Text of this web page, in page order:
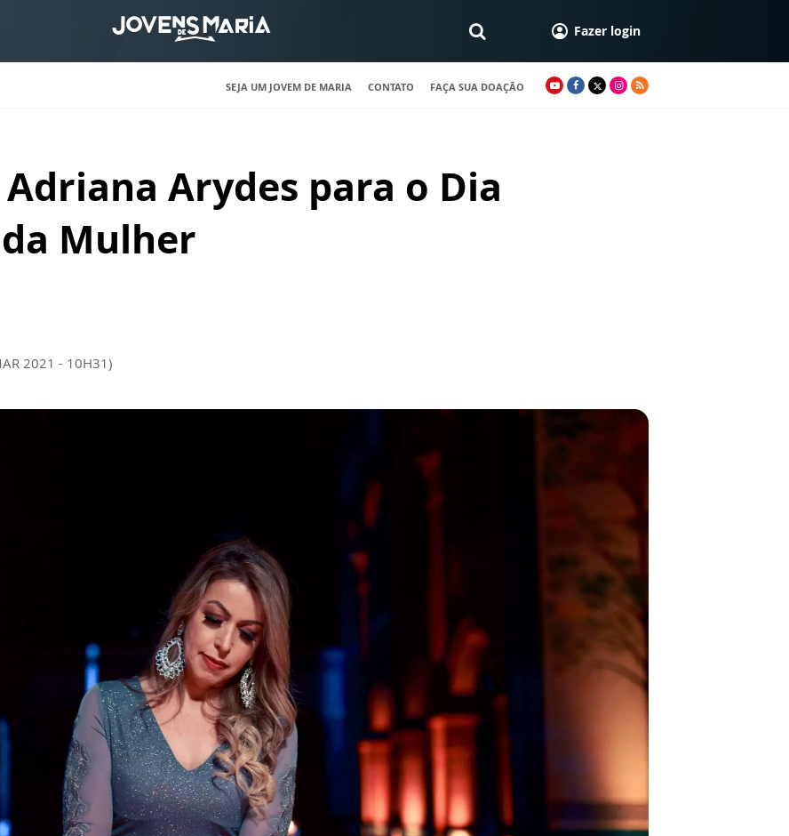
Fazer login
SEJA UM JOVEM DE MARIA CONTATO FAÇA SUA DOAÇÃO
Arydes para o Dia
Mulher
2021 - 10H31)